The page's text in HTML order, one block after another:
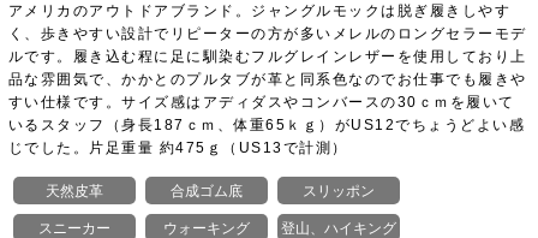
アメリカのアウトドアブランド。ジャングルモックは脱ぎ履きしやす
く、歩きやすい設計でリピーターの方が多いメレルのロングセラーモデ
ルです。履き込む程に足に馴染むフルグレインレザーを使用しており上
品な雰囲気で、かかとのプルタブが革と同系色なのでお仕事でも履きや
すい仕様です。サイズ感はアディダスやコンバースの30ｃｍを履いて
いるスタッフ（身長187ｃｍ、体重65ｋｇ）がUS12でちょうどよい感
じでした。片足重量 約475ｇ（US13で計測）
天然皮革 合成ゴム底 スリッポン
スニーカー ウォーキング 登山、ハイキング